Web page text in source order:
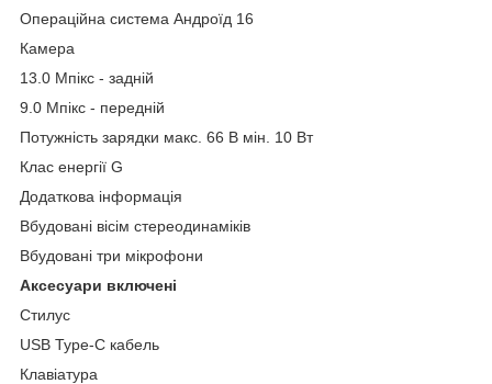
Операційна система Андроїд 16
Камера
13.0 Мпікс - задній
9.0 Мпікс - передній
Потужність зарядки макс. 66 В мін. 10 Вт
Клас енергії G
Додаткова інформація
Вбудовані вісім стереодинаміків
Вбудовані три мікрофони
Аксесуари включені
Стилус
USB Type-C кабель
Клавіатура